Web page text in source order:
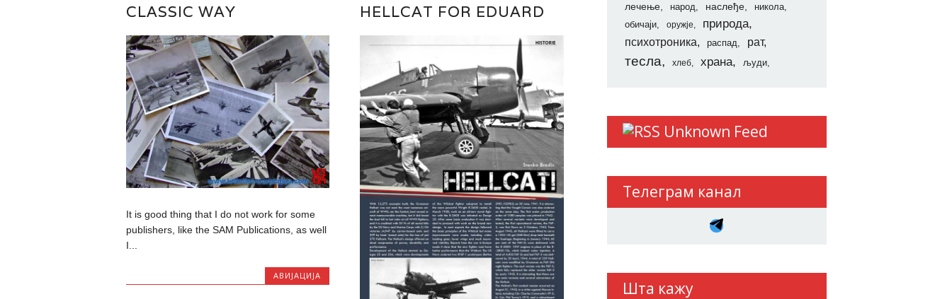
CLASSIC WAY
It is good thing that I do not work for some
publishers, like the SAM Publications, as well
I...
АВИЈАЦИЈА
HELLCAT FOR EDUARD
лечење
народ наслеђе
никола
обичаји
оружје природа
психотроника распад рат
тесла хлеб храна људи
Unknown Feed
Телеграм канал
Шта кажу